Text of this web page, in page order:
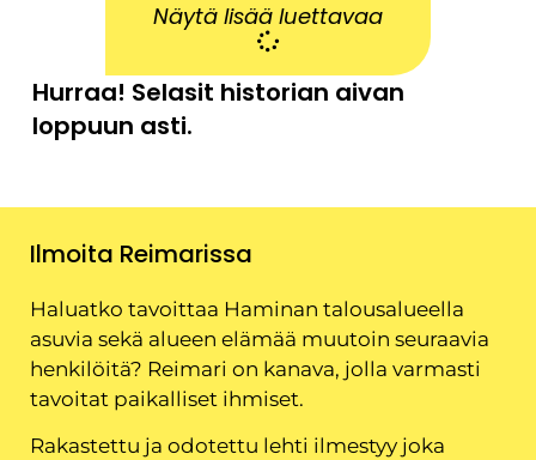
Näytä lisää luettavaa
Hurraa! Selasit historian aivan
loppuun asti.
Ilmoita Reimarissa
Haluatko tavoittaa Haminan talousalueella
asuvia sekä alueen elämää muutoin seuraavia
henkilöitä? Reimari on kanava, jolla varmasti
tavoitat paikalliset ihmiset.
Rakastettu ja odotettu lehti ilmestyy joka